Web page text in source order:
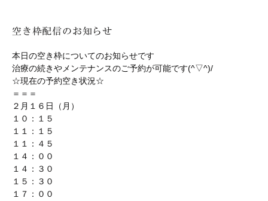
空き枠配信のお知らせ
本日の空き枠についてのお知らせです
治療の続きやメンテナンスのご予約が可能です(^▽^)/
☆現在の予約空き状況☆
＝＝＝
２月１６日（月）
１０：１５
１１：１５
１１：４５
１４：００
１４：３０
１５：３０
１７：００